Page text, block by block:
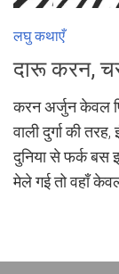
लघु कथाएँ
दारू करन,
करन अर्जुन केवल
वाली दुर्गा की
दुनिया से फर्क बस
मेले गई तो वहाँ